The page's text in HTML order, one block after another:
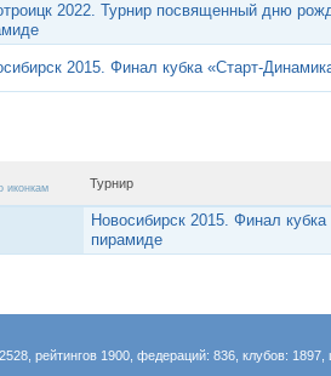
2022. Турнир посвященный дню
2015. Финал кубка «Старт-
Турнир
Новосибирск 2015. Финал
пирамиде
рейтингов 1900, федераций: 836, клубов: